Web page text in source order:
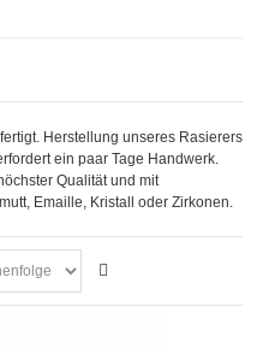
Herstellung unseres Rasierers
ein paar Tage Handwerk.
Qualität und mit
Emaille, Kristall oder Zirkonen.